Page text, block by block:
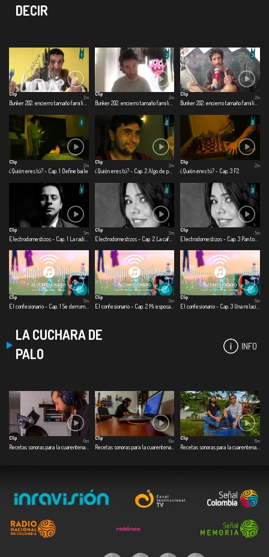
DECIR
Clip
Bunker 202: encierro tamaño familiar - Cap. 1 Día 1
2m
Clip
Bunker 202: encierro tamaño familiar - Cap. 2 Día 60
2m
Clip
Bunker 202: encierro tamaño familiar - Cap. 3 Día 120
2m
Clip
¿Quién eres tú? - Cap. 1 Define baile
2m
Clip
¿Quién eres tú? - Cap. 2 Algo de perspectiva
2m
Clip
¿Quién eres tú? - Cap. 3 F2
2m
Clip
5m
Clip
Electrodomestizos - Cap. 2 La cafetera del amor
5m
Clip
5m
Clip
5m
Clip
El confesionario - Cap. 2 Mi esposa muere en cuarentena
5m
Clip
5m
LA CUCHARA DE
PALO
INFO
Clip
6m
Clip
Recetas sonoras para la cuarentena - Cap. 2 Dulce de ahuyama
6m
Clip
6m